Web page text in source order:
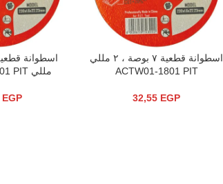
إضافة إلى السلة
اسطوانة قطعية ٧ بوصة ، ٢ مللي
ACTW01-1801 PIT
32,55 EGP
إضافة إلى السلة
مللي ACTW01-2301 PIT
EGP